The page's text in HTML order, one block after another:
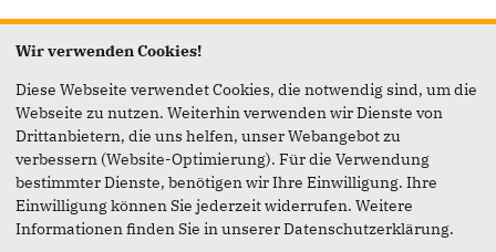
Seite versenden
Vielen Dank, dass Sie die Inhalte unserer Homepage
weiterempfehlen.
Anmerkung: Ihre E-Mail-Adresse wird benötigt um die
Personen, denen Sie die Seite weiterempfehlen, zu
informieren, von wem die Empfehlung kommt, und dass es
kein Spam ist.
Wir verwenden Cookies!
Diese Webseite verwendet Cookies, die notwendig sind, um die
Webseite zu nutzen. Weiterhin verwenden wir Dienste von
Drittanbietern, die uns helfen, unser Webangebot zu
verbessern (Website-Optimierung). Für die Verwendung
bestimmter Dienste, benötigen wir Ihre Einwilligung. Ihre
Einwilligung können Sie jederzeit widerrufen. Weitere
Informationen finden Sie in unserer Datenschutzerklärung.